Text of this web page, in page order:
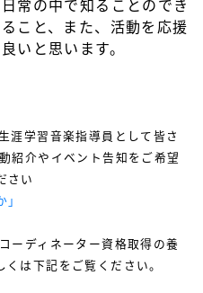
常の中で知ることのでき
こと、また、活動を応援
いと思います。
涯学習音楽指導員として皆さ
紹介やイベント告知をご希望
さい
ーディネーター資格取得の養
は下記をご覧ください。